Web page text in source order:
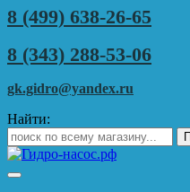
8 (499) 638-26-65
8 (343) 288-53-06
gk.gidro@yandex.ru
Найти: